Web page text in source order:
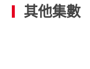
其他集數